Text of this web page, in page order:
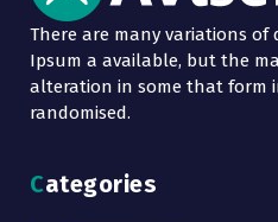
There are many variations of
Ipsum a available, but the
alteration in some that form
randomised.
Categories